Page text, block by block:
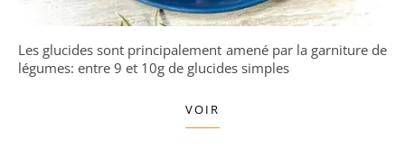
Les glucides sont principalement amené par la garniture de
légumes: entre 9 et 10g de glucides simples
VOIR